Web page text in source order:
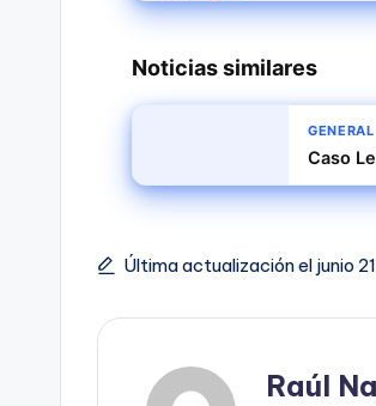
Noticias similares
GENERAL
Caso
Última actualización el junio
Raúl